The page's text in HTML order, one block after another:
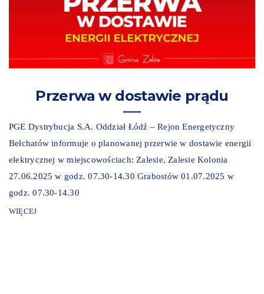
Przerwa w dostawie prądu
PGE Dystrybucja S.A. Oddział Łódź – Rejon Energetyczny
Bełchatów informuje o planowanej przerwie w dostawie energii
elektrycznej w miejscowościach: Zalesie, Zalesie Kolonia
27.06.2025 w godz. 07.30-14.30 Grabostów 01.07.2025 w
godz. 07.30-14.30
WIĘCEJ